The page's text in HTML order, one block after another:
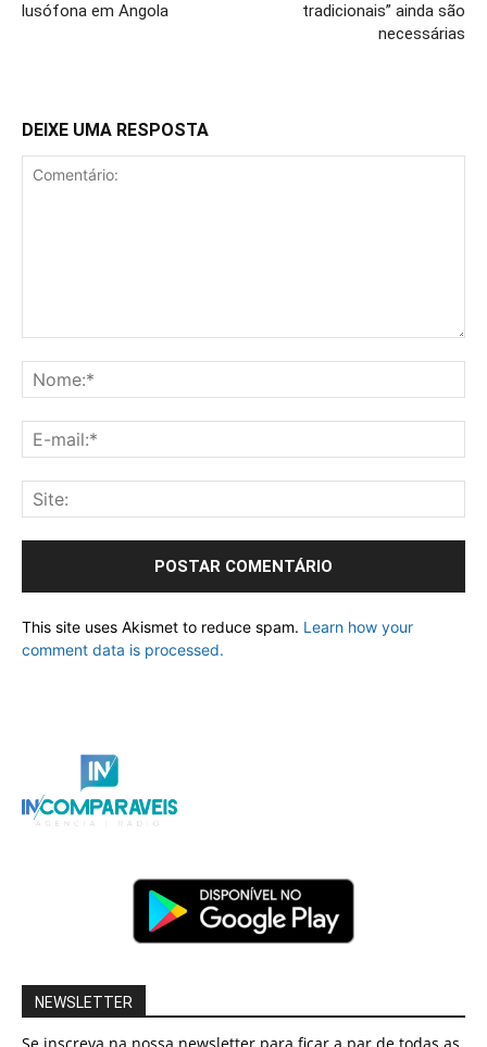
lusófona em Angola
tradicionais” ainda são
necessárias
DEIXE UMA RESPOSTA
This site uses Akismet to reduce spam. Learn how your
comment data is processed.
NEWSLETTER